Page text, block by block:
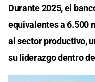
Durante 2025, el
equivalentes a 6.500
al sector productivo,
su liderazgo dentro